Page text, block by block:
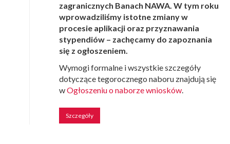
zagranicznych Banach NAWA. W tym roku
wprowadziliśmy istotne zmiany w
procesie aplikacji oraz przyznawania
stypendiów – zachęcamy do zapoznania
się z ogłoszeniem.
Wymogi formalne i wszystkie szczegóły
dotyczące tegorocznego naboru znajdują się
wOgłoszeniu o naborze wniosków.
Szczegóły